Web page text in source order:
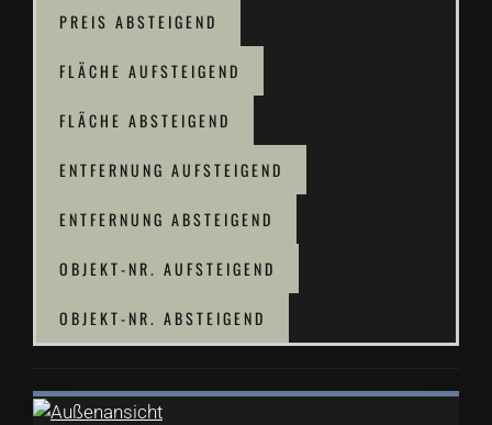
PREIS ABSTEIGEND
FLÄCHE AUFSTEIGEND
FLÄCHE ABSTEIGEND
ENTFERNUNG AUFSTEIGEND
ENTFERNUNG ABSTEIGEND
OBJEKT-NR. AUFSTEIGEND
OBJEKT-NR. ABSTEIGEND